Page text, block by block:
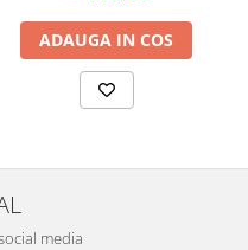
ADAUGA IN COS
media